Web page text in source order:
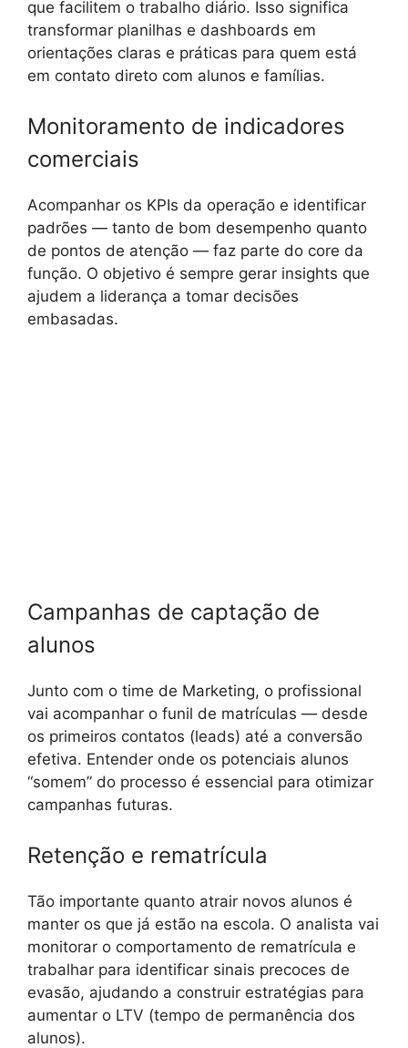
que facilitem o trabalho diário. Isso significa
transformar planilhas e dashboards em
orientações claras e práticas para quem está
em contato direto com alunos e famílias.
Monitoramento de indicadores
comerciais
Acompanhar os KPIs da operação e identificar
padrões — tanto de bom desempenho quanto
de pontos de atenção — faz parte do core da
função. O objetivo é sempre gerar insights que
ajudem a liderança a tomar decisões
embasadas.
Campanhas de captação de
alunos
Junto com o time de Marketing, o profissional
vai acompanhar o funil de matrículas — desde
os primeiros contatos (leads) até a conversão
efetiva. Entender onde os potenciais alunos
“somem” do processo é essencial para otimizar
campanhas futuras.
Retenção e rematrícula
Tão importante quanto atrair novos alunos é
manter os que já estão na escola. O analista vai
monitorar o comportamento de rematrícula e
trabalhar para identificar sinais precoces de
evasão, ajudando a construir estratégias para
aumentar o LTV (tempo de permanência dos
alunos).